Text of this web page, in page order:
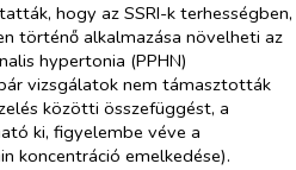
hogy az SSRI-k terhességben,
történő alkalmazása növelheti az
hypertonia (PPHN)
vizsgálatok nem támasztották
közötti összefüggést, a
ki, figyelembe véve a
koncentráció emelkedése).